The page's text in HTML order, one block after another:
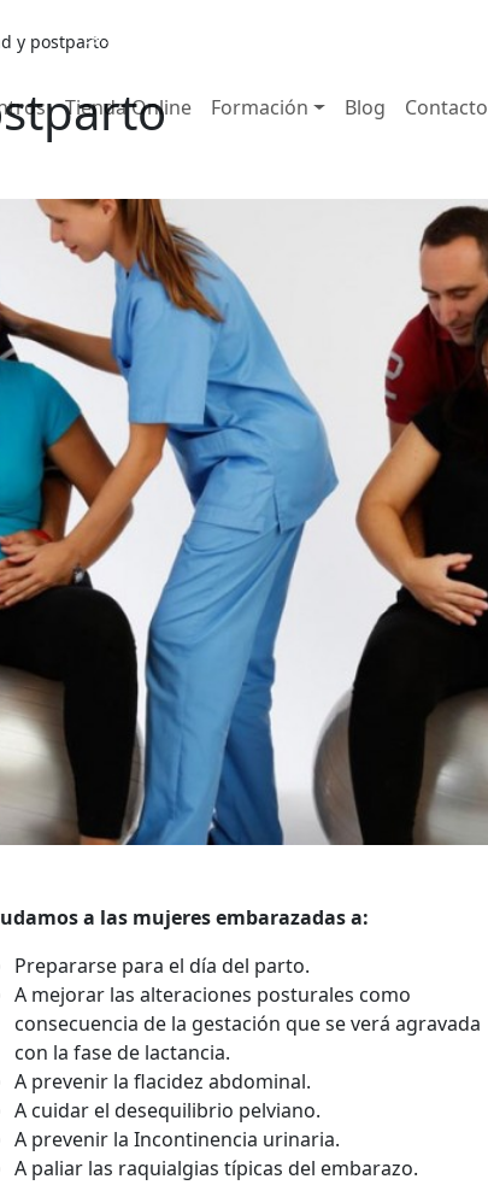
Tienda Online Formación Blog Contacto
y postparto
a las mujeres embarazadas a:
Prepararse para el día del parto.
A mejorar las alteraciones posturales como
consecuencia de la gestación que se verá agravada
con la fase de lactancia.
A prevenir la flacidez abdominal.
A cuidar el desequilibrio pelviano.
A prevenir la Incontinencia urinaria.
A paliar las raquialgias típicas del embarazo.